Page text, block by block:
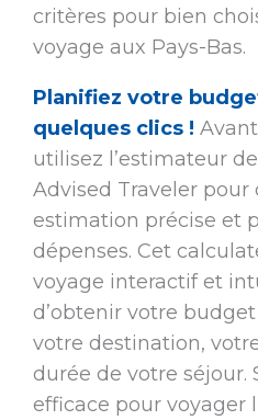
critères pour bien
voyage aux Pays-Bas.
Planifiez votre
quelques clics !
utilisez l’estimateur
Advised Traveler pour
estimation précise et
dépenses. Cet
voyage interactif et
d’obtenir votre
votre destination,
durée de votre séjour.
efficace pour voyager